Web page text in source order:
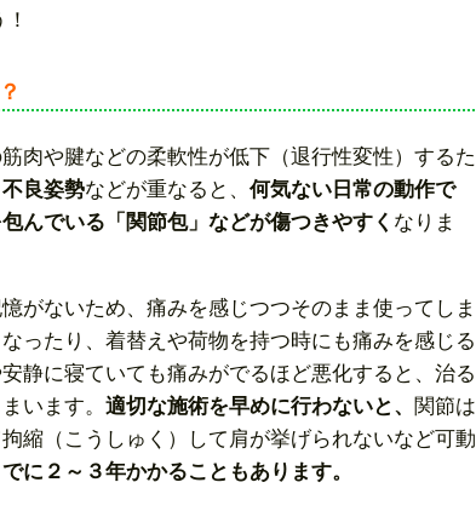
肉や腱などの柔軟性が低下（退行性変性）するた
不良姿勢などが重なると、 何気ない日常の動作で
んでいる「関節包」などが傷つきやすく なりま
がないため、痛みを感じつつそのまま使ってしま
ったり、着替えや荷物を持つ時にも痛みを感じる
静に寝ていても痛みがでるほど悪化すると、治る
います。 適切な施術を早めに行わないと、 関節は
縮（こうしゅく）して肩が挙げられないなど可動
に２～３年かかることもあります。